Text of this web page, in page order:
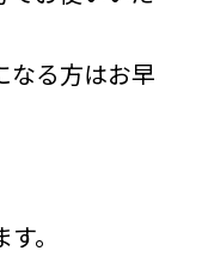
なる方はお早
。